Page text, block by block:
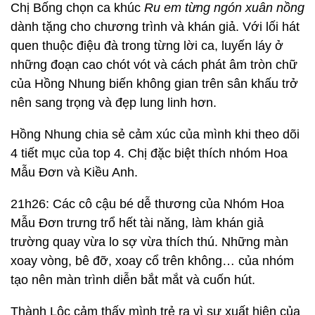
Chị Bống chọn ca khúc Ru em từng ngón xuân nồng
dành tặng cho chương trình và khán giả. Với lối hát
quen thuộc điệu đà trong từng lời ca, luyến láy ở
những đoạn cao chót vót và cách phát âm tròn chữ
của Hồng Nhung biến không gian trên sân khấu trở
nên sang trọng và đẹp lung linh hơn.
Hồng Nhung chia sẻ cảm xúc của mình khi theo dõi
4 tiết mục của top 4. Chị đặc biệt thích nhóm Hoa
Mẫu Đơn và Kiều Anh.
21h26: Các cô cậu bé dễ thương của Nhóm Hoa
Mẫu Đơn trưng trổ hết tài năng, làm khán giả
trường quay vừa lo sợ vừa thích thú. Những màn
xoay vòng, bê đỡ, xoay cổ trên không… của nhóm
tạo nên màn trình diễn bắt mắt và cuốn hút.
Thành Lộc cảm thấy mình trẻ ra vì sự xuất hiện của